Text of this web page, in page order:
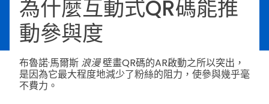
為什麼互動式QR碼能推
動參與度
布魯諾·馬爾斯 浪漫壁畫QR碼的AR啟動之所以突出，
是因為它最大程度地減少了粉絲的阻力，使參與幾乎毫
不費力。